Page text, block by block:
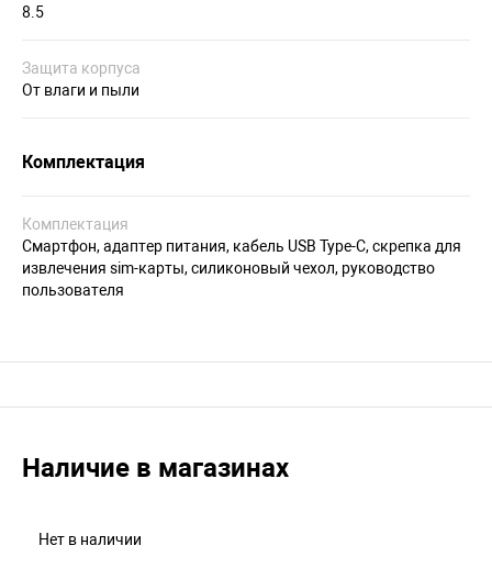
8.5
Защита корпуса
От влаги и пыли
Комплектация
Комплектация
Смартфон, адаптер питания, кабель USB Type-C, скрепка для
извлечения sim-карты, силиконовый чехол, руководство
пользователя
Наличие в магазинах
Нет в наличии